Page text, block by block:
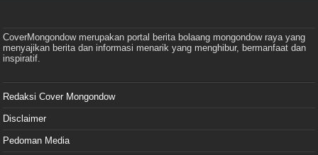
CoverMongondow merupakan portal berita bolaang mongondow raya yang
menyajikan berita dan informasi menarik yang menghibur, bermanfaat dan
inspiratif.
Redaksi Cover Mongondow
Disclaimer
Pedoman Media